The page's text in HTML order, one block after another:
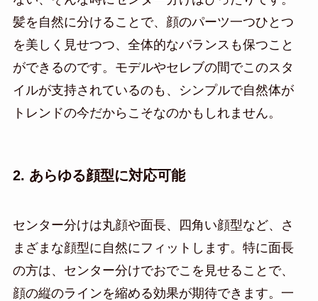
髪を自然に分けることで、顔のパーツ一つひとつ
を美しく見せつつ、全体的なバランスも保つこと
ができるのです。モデルやセレブの間でこのスタ
イルが支持されているのも、シンプルで自然体が
トレンドの今だからこそなのかもしれません。
2. あらゆる顔型に対応可能
センター分けは丸顔や面長、四角い顔型など、さ
まざまな顔型に自然にフィットします。特に面長
の方は、センター分けでおでこを見せることで、
顔の縦のラインを縮める効果が期待できます。一